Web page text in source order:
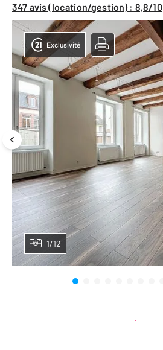
347 avis (location/gestion) : 8,8/10
1/12
Exclusivité